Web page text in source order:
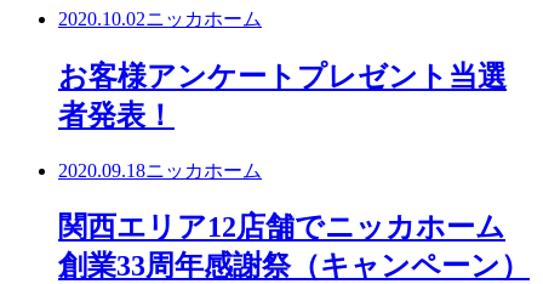
2020.10.02ニッカホーム
お客様アンケートプレゼント当選
者発表！
2020.09.18ニッカホーム
関西エリア12店舗でニッカホーム
創業33周年感謝祭（キャンペーン）